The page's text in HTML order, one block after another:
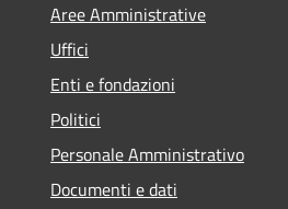
Aree Amministrative
Uffici
Enti e fondazioni
Politici
Personale Amministrativo
Documenti e dati